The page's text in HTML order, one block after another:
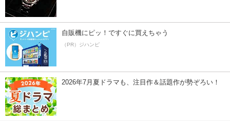
自販機にピッ！ですぐに買えちゃう
（PR）ジハンピ
2026年7月夏ドラマも、注目作＆話題作が勢ぞろい！